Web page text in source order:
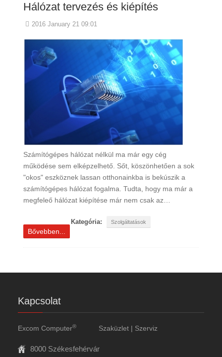
Hálózat tervezés és kiépítés
2016 January 21 09:01
Számítógépes hálózat nélkül ma már egy cég
működése sem elképzelhető. Sőt, köszönhetően a sok
"okos" eszköznek lassan otthonainkba is bekúszik a
számítógépes hálózat fogalma. Tudta, hogy ma már a
megfeleő hálózat kiépítése már nem csak az…
Kategória: Szolgáltatások
Bővebben...
Kapcsolat
Excom Computer® Szaküzlet | Szerviz
8000 Székesfehérvár